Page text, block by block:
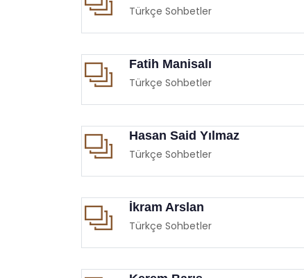
Türkçe Sohbetler
Fatih Manisalı
Türkçe Sohbetler
Hasan Said Yılmaz
Türkçe Sohbetler
İkram Arslan
Türkçe Sohbetler